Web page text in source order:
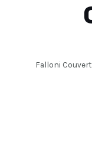
Falloni